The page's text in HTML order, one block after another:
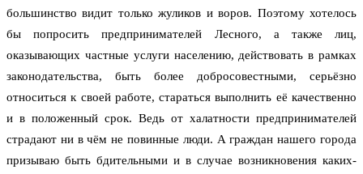
большинство видит только жуликов и воров. Поэтому хотелось
бы попросить предпринимателей Лесного, а также лиц,
оказывающих частные услуги населению, действовать в рамках
законодательства, быть более добросовестными, серьёзно
относиться к своей работе, стараться выполнить её качественно
и в положенный срок. Ведь от халатности предпринимателей
страдают ни в чём не повинные люди. А граждан нашего города
призываю быть бдительными и в случае возникновения каких-